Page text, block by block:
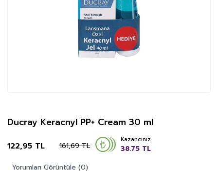
Ducray Keracnyl PP+ Cream 30 ml
122,95 TL 161,69 TL
Kazancınız
38.75 TL
Yorumları Görüntüle (0)